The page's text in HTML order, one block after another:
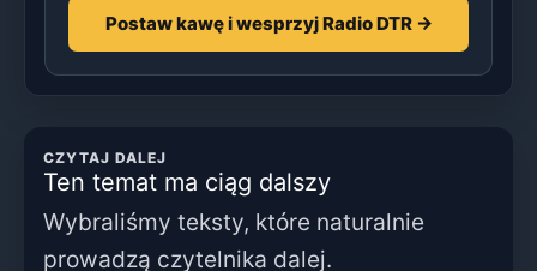
Postaw kawę i wesprzyj Radio DTR →
CZYTAJ DALEJ
Ten temat ma ciąg dalszy
Wybraliśmy teksty, które naturalnie
prowadzą czytelnika dalej.